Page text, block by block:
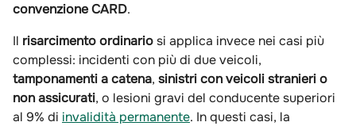
convenzione CARD.
Il risarcimento ordinario si applica invece nei casi più
complessi: incidenti con più di due veicoli,
tamponamenti a catena, sinistri con veicoli stranieri o
non assicurati, o lesioni gravi del conducente superiori
al 9% di invalidità permanente. In questi casi, la